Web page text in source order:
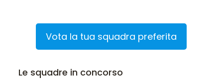
Vota la tua squadra preferita
Le squadre in concorso